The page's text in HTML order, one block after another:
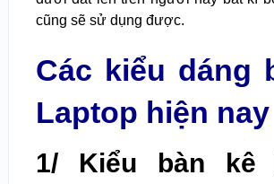
cũng sẽ sử dụng được.
Các kiểu dáng
Laptop hiện nay
1/ Kiểu bàn kê